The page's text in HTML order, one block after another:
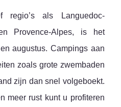
regio’s als Languedoc-
Provence-Alpes, is het
augustus. Campings aan
zoals grote zwembaden
zijn dan snel volgeboekt.
meer rust kunt u profiteren